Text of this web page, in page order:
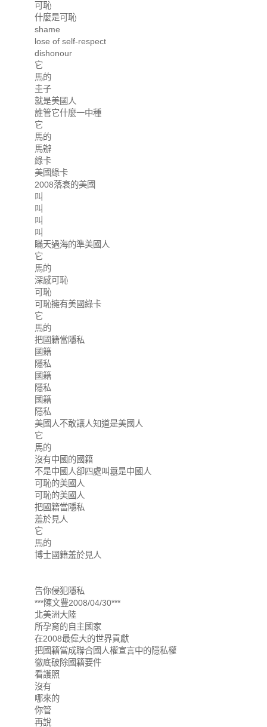
可恥
什麼是可恥
shame
lose of self-respect
dishonour
它
馬的
圭子
就是美國人
誰管它什麼一中種
它
馬的
馬辦
綠卡
美國綠卡
2008落衰的美國
叫
叫
叫
叫
瞞天過海的準美國人
它
馬的
深感可恥
可恥
可恥擁有美國綠卡
它
馬的
把國籍當隱私
國籍
隱私
國籍
隱私
國籍
隱私
美國人不敢讓人知道是美國人
它
馬的
沒有中國的國籍
不是中國人卻四處叫囂是中國人
可恥的美國人
可恥的美國人
把國籍當隱私
羞於見人
它
馬的
博士國籍羞於見人
告你侵犯隱私
***陳文豊2008/04/30***
北美洲大陸
所孕育的自主國家
在2008最偉大的世界貢獻
把國籍當成聯合國人權宣言中的隱私權
徹底破除國籍要件
看護照
沒有
哪來的
你管
再說